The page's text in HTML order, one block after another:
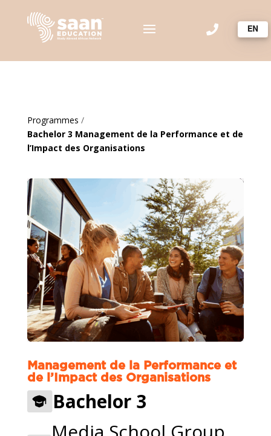

Programmes /
Bachelor 3 Management de la Performance et de
l’Impact des Organisations
Management de la Performance et
de l’Impact des Organisations
Bachelor 3